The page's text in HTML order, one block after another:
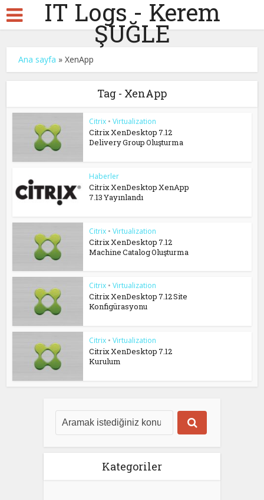
IT Logs - Kerem
ŞUĞLE
Ana sayfa »XenApp
Tag - XenApp
Citrix • Virtualization
Citrix XenDesktop 7.12
Delivery Group Oluşturma
Haberler
Citrix XenDesktop XenApp
7.13 Yayınlandı
Citrix • Virtualization
Citrix XenDesktop 7.12
Machine Catalog Oluşturma
Citrix • Virtualization
Citrix XenDesktop 7.12 Site
Konfigürasyonu
Citrix • Virtualization
Citrix XenDesktop 7.12
Kurulum
Kategoriler